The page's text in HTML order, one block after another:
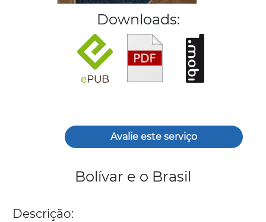
Downloads:
Avalie este serviço
Bolívar e o Brasil
Descrição: